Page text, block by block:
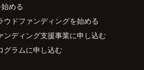
める
ウドファンディングを始める
ンディング支援事業に申し込む
グラムに申し込む